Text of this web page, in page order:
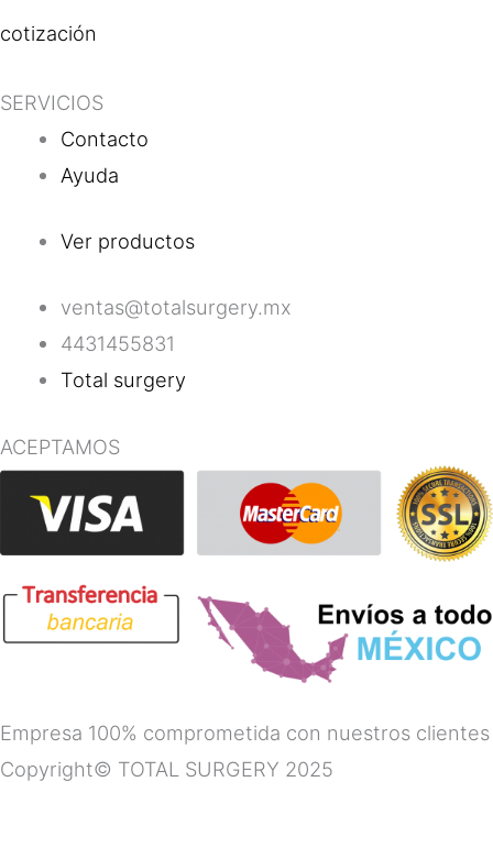
cotización
SERVICIOS
Contacto
Ayuda
Ver productos
ventas@totalsurgery.mx
4431455831
Total surgery
ACEPTAMOS
Empresa 100% comprometida con nuestros clientes
Copyright© TOTAL SURGERY 2025